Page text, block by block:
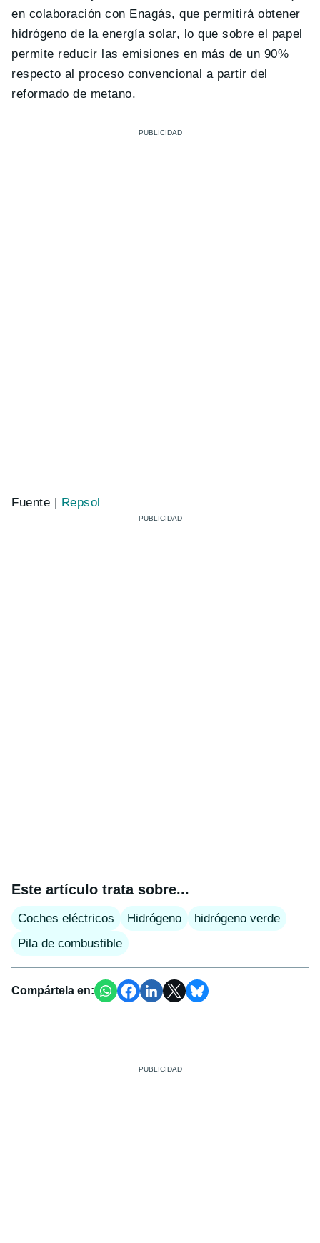
en colaboración con Enagás, que permitirá obtener
hidrógeno de la energía solar, lo que sobre el papel
permite reducir las emisiones en más de un 90%
respecto al proceso convencional a partir del
reformado de metano.
Fuente | Repsol
Este artículo trata sobre...
Coches eléctricos Hidrógeno
hidrógeno verde
Pila de combustible
Compártela en: